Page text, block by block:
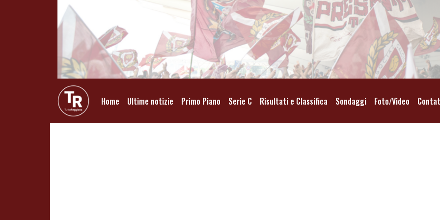
Home Ultime notizie Primo Piano Serie C Risultati e Classifica Sondaggi Foto/Video